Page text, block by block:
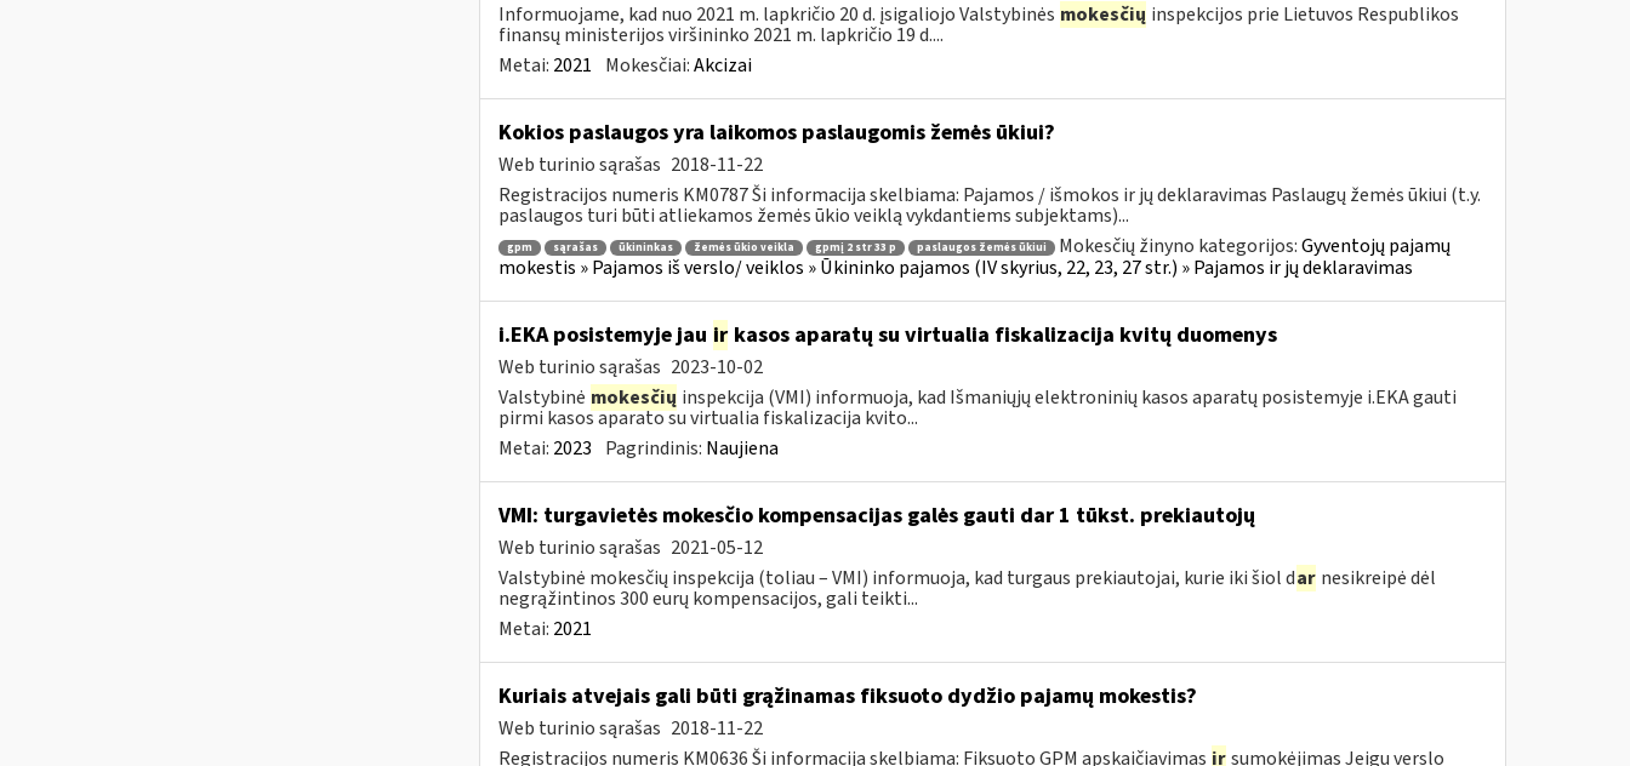
Informuojame, kad nuo 2021 m. lapkričio 20 d. įsigaliojo Valstybinės mokesčių inspekcijos prie Lietuvos Respublikos
finansų ministerijos viršininko 2021 m. lapkričio 19 d....
Metai: 2021 Mokesčiai:Akcizai
Kokios paslaugos yra laikomos paslaugomis žemės ūkiui?
Web turinio sąrašas 2018-11-22
Registracijos numeris KM0787 Ši informacija skelbiama: Pajamos / išmokos ir jų deklaravimas Paslaugų žemės ūkiui (t.y.
paslaugos turi būti atliekamos žemės ūkio veiklą vykdantiems subjektams)...
gpm sąrašas ūkininkas žemės ūkio veikla gpmį 2 str 33 p paslaugos žemės ūkiui Mokesčių žinyno kategorijos:Gyventojų pajamų
mokestis » Pajamos iš verslo/ veiklos » Ūkininko pajamos (IV skyrius, 22, 23, 27 str.) » Pajamos ir jų deklaravimas
i.EKA posistemyje jau irkasos aparatų su virtualia fiskalizacija kvitų duomenys
Web turinio sąrašas 2023-10-02
Valstybinė mokesčių inspekcija (VMI) informuoja, kad Išmaniųjų elektroninių kasos aparatų posistemyje i.EKA gauti
pirmi kasos aparato su virtualia fiskalizacija kvito...
Metai: 2023 Pagrindinis: Naujiena
VMI: turgavietės mokesčio kompensacijas galės gauti dar 1 tūkst. prekiautojų
Web turinio sąrašas 2021-05-12
Valstybinė mokesčių inspekcija (toliau – VMI) informuoja, kad turgaus prekiautojai, kurie iki šiol dar nesikreipė dėl
negrąžintinos 300 eurų kompensacijos, gali teikti...
Metai: 2021
Kuriais atvejais gali būti grąžinamas fiksuoto dydžio pajamų mokestis?
Web turinio sąrašas 2018-11-22
Registracijos numeris KM0636 Ši informacija skelbiama: Fiksuoto GPM apskaičiavimas ir sumokėjimas Jeigu verslo